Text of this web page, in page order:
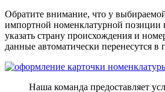
Обратите внимание, что у
импортной номенклатурной позиции
указать страну происхождения и
данные автоматически перенесутся в
Наша команда предоставляет